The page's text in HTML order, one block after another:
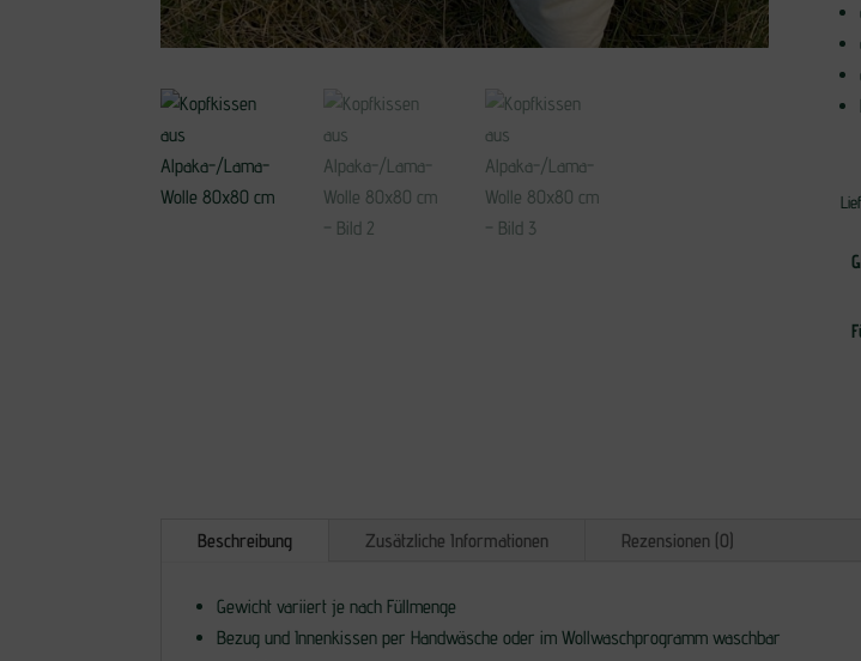
Beschreibung Zusätzliche Informationen Rezensionen (0)
Gewicht variiert je nach Füllmenge
Bezug und Innenkissen per Handwäsche oder im Wollwaschprogramm waschbar